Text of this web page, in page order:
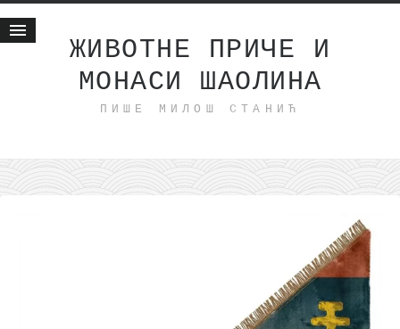
ЖИВОТНЕ ПРИЧЕ И
МОНАСИ ШАОЛИНА
ПИШЕ МИЛОШ СТАНИЋ
Животне приче
интернет пословање
исхраном до здравља